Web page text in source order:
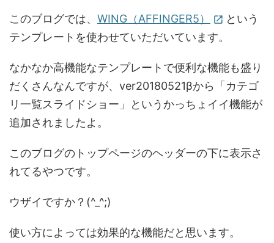
このブログでは、 WING（AFFINGER5） open_in_new という
テンプレートを使わせていただいています。
なかなか高機能なテンプレートで便利な機能も盛り
だくさんなんですが、ver20180521βから「カテゴ
リ一覧スライドショー」というかっちょイイ機能が
追加されましたよ。
このブログのトップページのヘッダーの下に表示さ
れてるやつです。
ウザイですか？(^_^;)
使い方によっては効果的な機能だと思います。